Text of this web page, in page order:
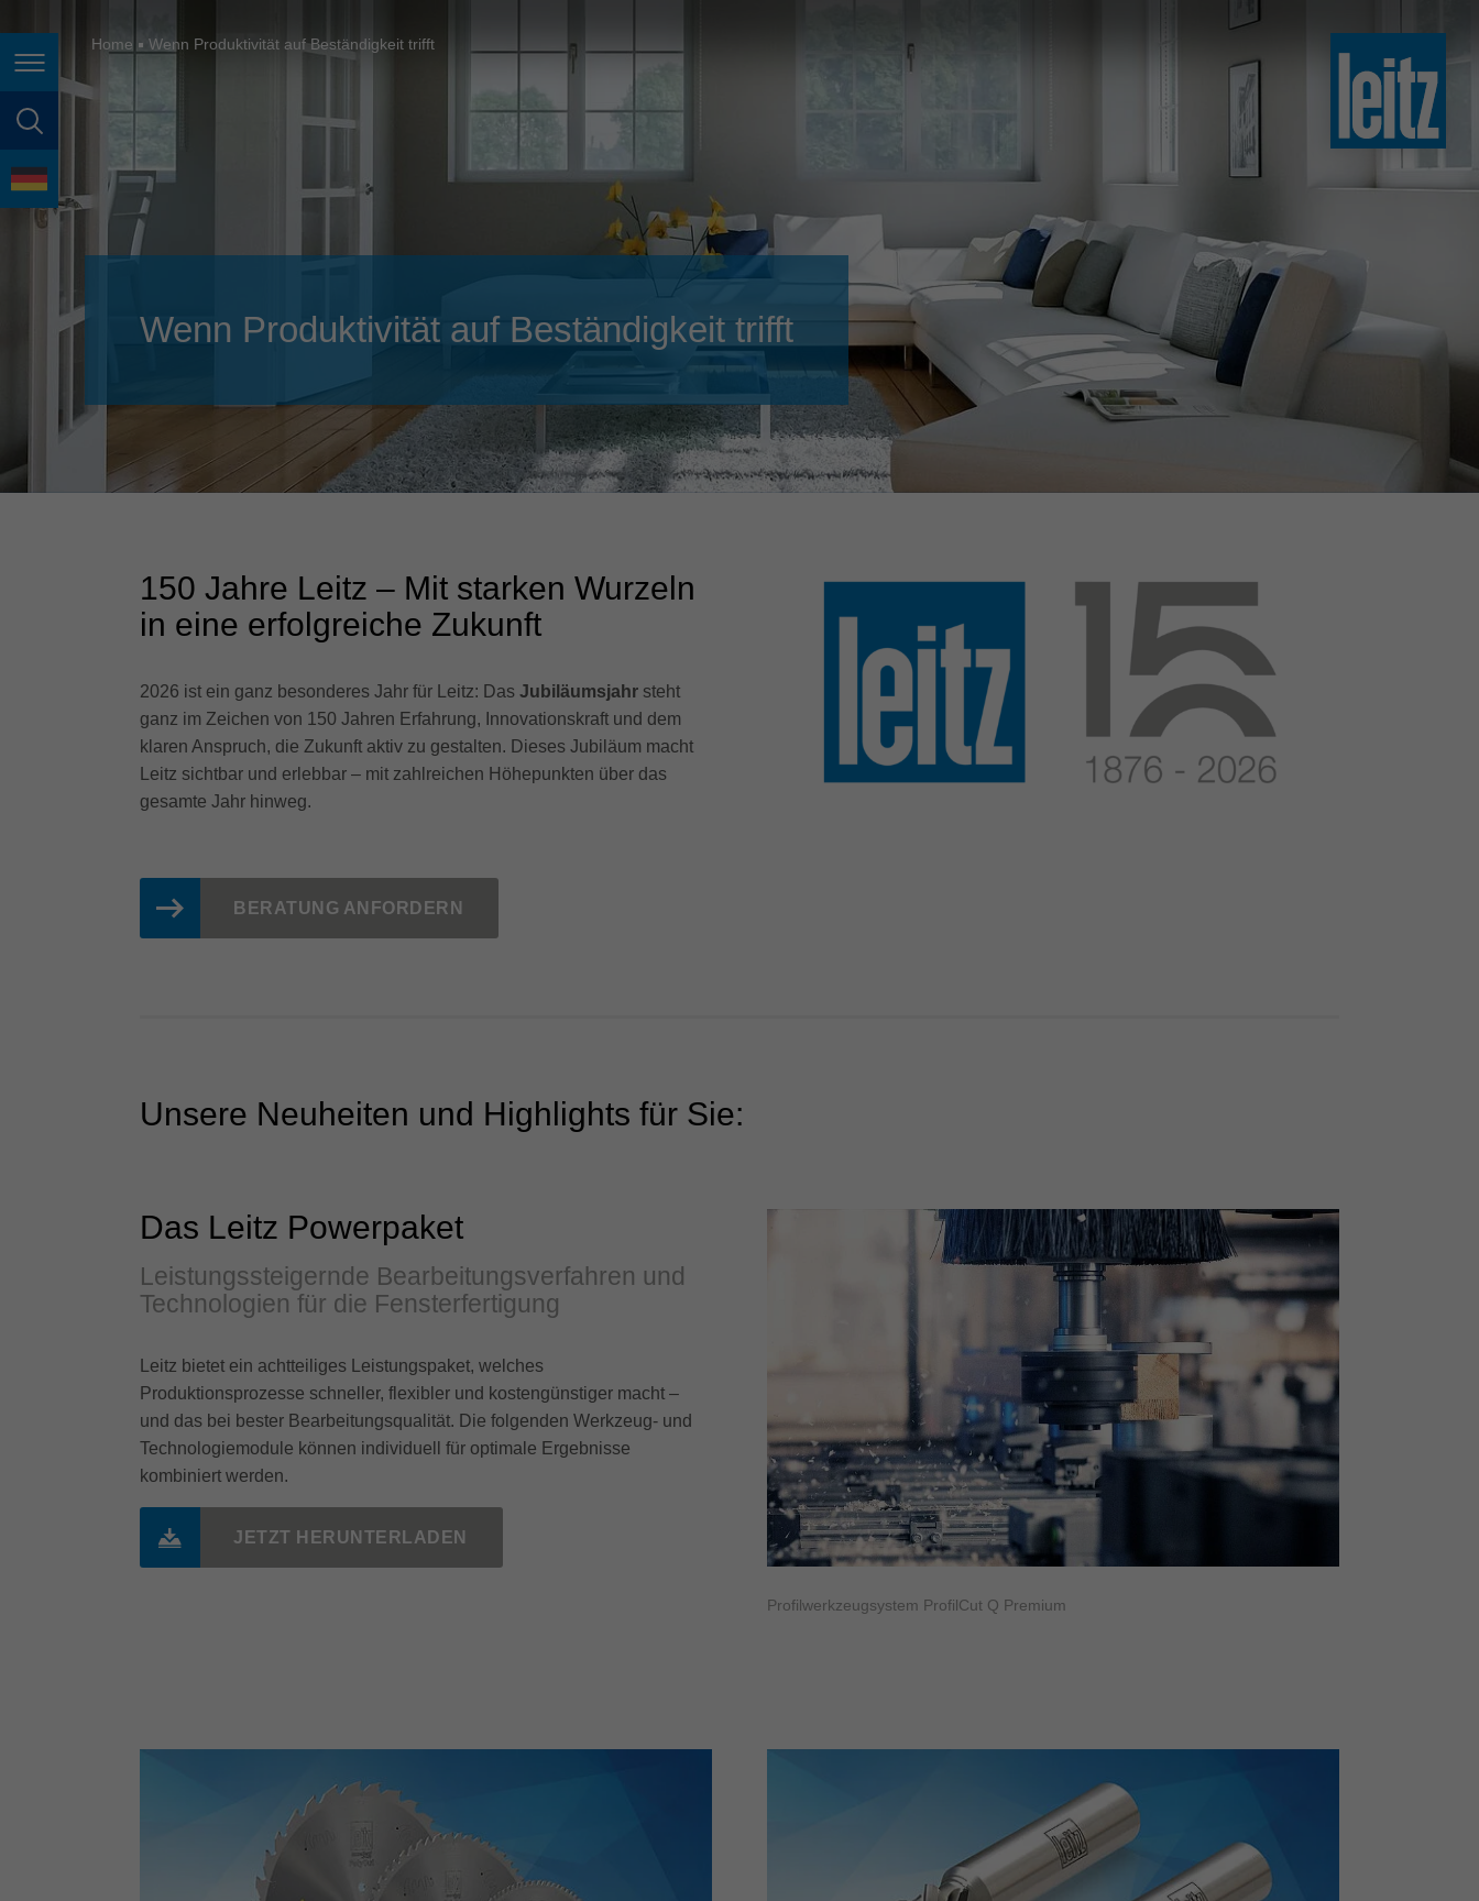
Seitennavigation
Seitensuche
Sprache
France français
Italia
India english
Magyarország
México
english
Việt Nam tiếng việt
中文
ประเทศไทย ไทย
Україна yкраїнська
Home Wenn Produktivität auf Beständigkeit trifft
Wenn Produktivität auf Beständigkeit trifft
150 Jahre Leitz – Mit starken Wurzeln
in eine erfolgreiche Zukunft
2026 ist ein ganz besonderes Jahr für Leitz: Das Jubiläumsjahr steht
ganz im Zeichen von 150 Jahren Erfahrung, Innovationskraft und dem
klaren Anspruch, die Zukunft aktiv zu gestalten. Dieses Jubiläum macht
Leitz sichtbar und erlebbar – mit zahlreichen Höhepunkten über das
gesamte Jahr hinweg.
BERATUNG ANFORDERN
Unsere Neuheiten und Highlights für Sie:
Profilwerkzeugsystem ProfilCut Q Premium
Das Leitz Powerpaket
Leistungssteigernde Bearbeitungsverfahren und
Technologien für die Fensterfertigung
Leitz bietet ein achtteiliges Leistungspaket, welches
Produktionsprozesse schneller, flexibler und kostengünstiger macht –
und das bei bester Bearbeitungsqualität. Die folgenden Werkzeug- und
Technologiemodule können individuell für optimale Ergebnisse
kombiniert werden.
JETZT HERUNTERLADEN